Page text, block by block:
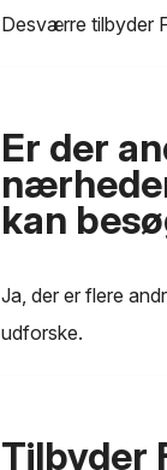
Desværre tilbyder
Er der
kan
Ja, der er flere
udforske.
Tilbyder